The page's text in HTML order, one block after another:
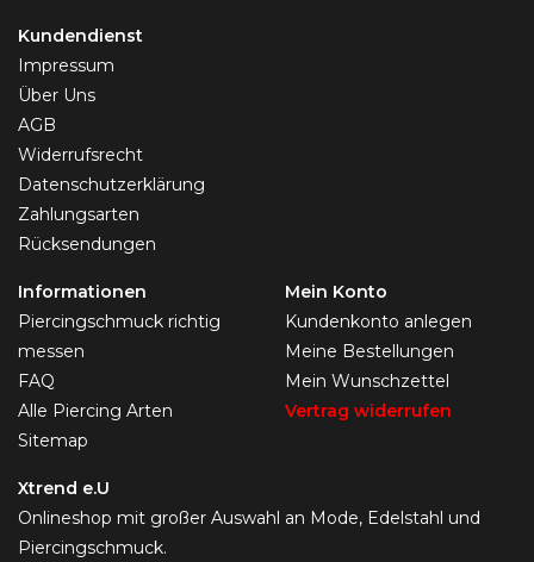
Kundendienst
Impressum
Über Uns
AGB
Widerrufsrecht
Datenschutzerklärung
Zahlungsarten
Rücksendungen
Informationen
Piercingschmuck richtig
messen
FAQ
Alle Piercing Arten
Sitemap
Mein Konto
Kundenkonto anlegen
Meine Bestellungen
Mein Wunschzettel
Vertrag widerrufen
Xtrend e.U
Onlineshop mit großer Auswahl an Mode, Edelstahl und
Piercingschmuck.